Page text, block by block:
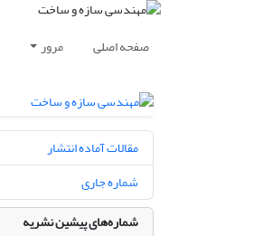
صفحه اصلی مرور
مقالات آماده انتشار
شماره جاری
شماره‌های پیشین نشریه